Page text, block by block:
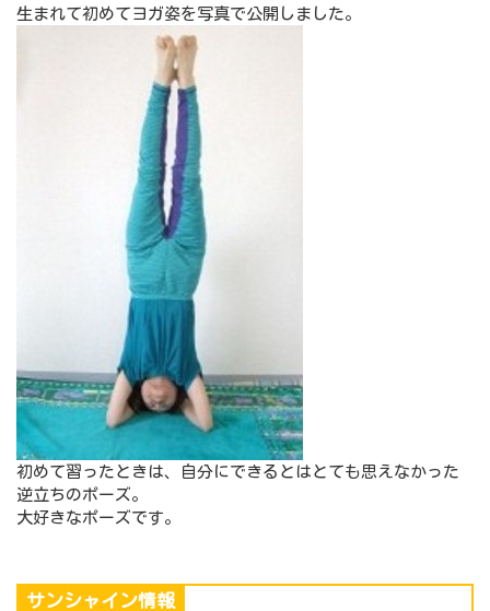
生まれて初めてヨガ姿を写真で公開しました。
初めて習ったときは、自分にできるとはとても思えなかった
逆立ちのポーズ。
大好きなポーズです。
サンシャイン情報